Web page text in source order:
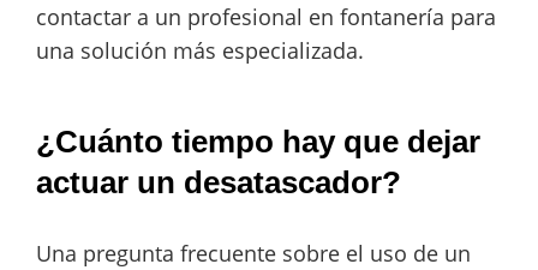
contactar a un profesional en fontanería para
una solución más especializada.
¿Cuánto tiempo hay que dejar
actuar un desatascador?
Una pregunta frecuente sobre el uso de un